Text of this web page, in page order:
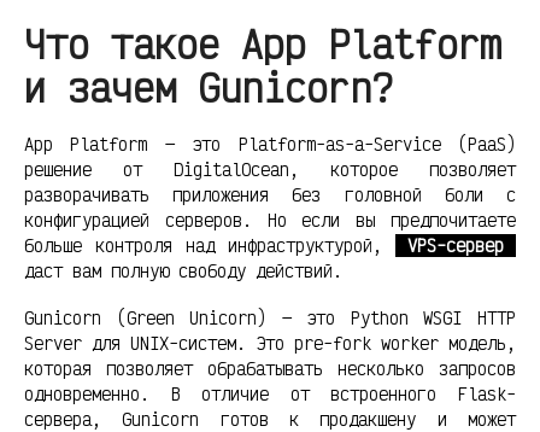
Что такое App Platform
и зачем Gunicorn?
App Platform — это Platform-as-a-Service (PaaS)
решение от DigitalOcean, которое позволяет
разворачивать приложения без головной боли с
конфигурацией серверов. Но если вы предпочитаете
больше контроля над инфраструктурой,
VPS-сервер
даст вам полную свободу действий.
Gunicorn (Green Unicorn) — это Python WSGI HTTP
Server для UNIX-систем. Это pre-fork worker модель,
которая позволяет обрабатывать несколько запросов
одновременно. В отличие от встроенного Flask-
сервера, Gunicorn готов к продакшену и может